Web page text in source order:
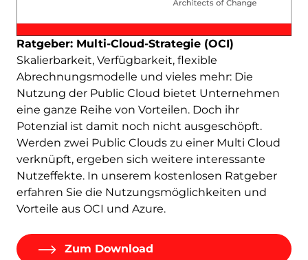
Ratgeber: Multi-Cloud-Strategie (OCI)
Skalierbarkeit, Verfügbarkeit, flexible
Abrechnungsmodelle und vieles mehr: Die
Nutzung der Public Cloud bietet Unternehmen
eine ganze Reihe von Vorteilen. Doch ihr
Potenzial ist damit noch nicht ausgeschöpft.
Werden zwei Public Clouds zu einer Multi Cloud
verknüpft, ergeben sich weitere interessante
Nutzeffekte. In unserem kostenlosen Ratgeber
erfahren Sie die Nutzungsmöglichkeiten und
Vorteile aus OCI und Azure.
Zum Download